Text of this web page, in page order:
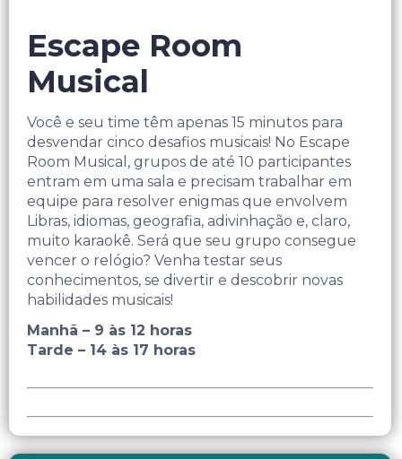
Escape Room
Musical
Você e seu time têm apenas 15 minutos para
desvendar cinco desafios musicais! No Escape
Room Musical, grupos de até 10 participantes
entram em uma sala e precisam trabalhar em
equipe para resolver enigmas que envolvem
Libras, idiomas, geografia, adivinhação e, claro,
muito karaokê. Será que seu grupo consegue
vencer o relógio? Venha testar seus
conhecimentos, se divertir e descobrir novas
habilidades musicais!
Manhã – 9 às 12 horas
Tarde – 14 às 17 horas